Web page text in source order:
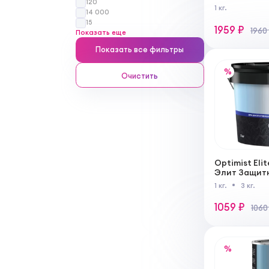
120
14 000
15
Показать еще
Показать все фильтры
Очистить
колеровки
1 кг.
1959 ₽ 1960
%
Optimist
Элит
эффектом
1 кг. 3 кг.
1059 ₽
%